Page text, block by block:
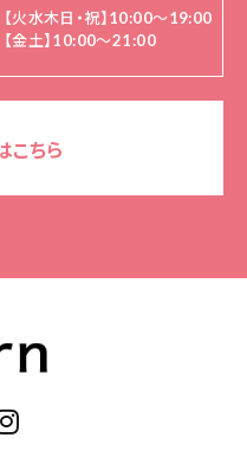
【火水木日・祝】10:00～19:00
【金土】10:00〜21:00
こちら